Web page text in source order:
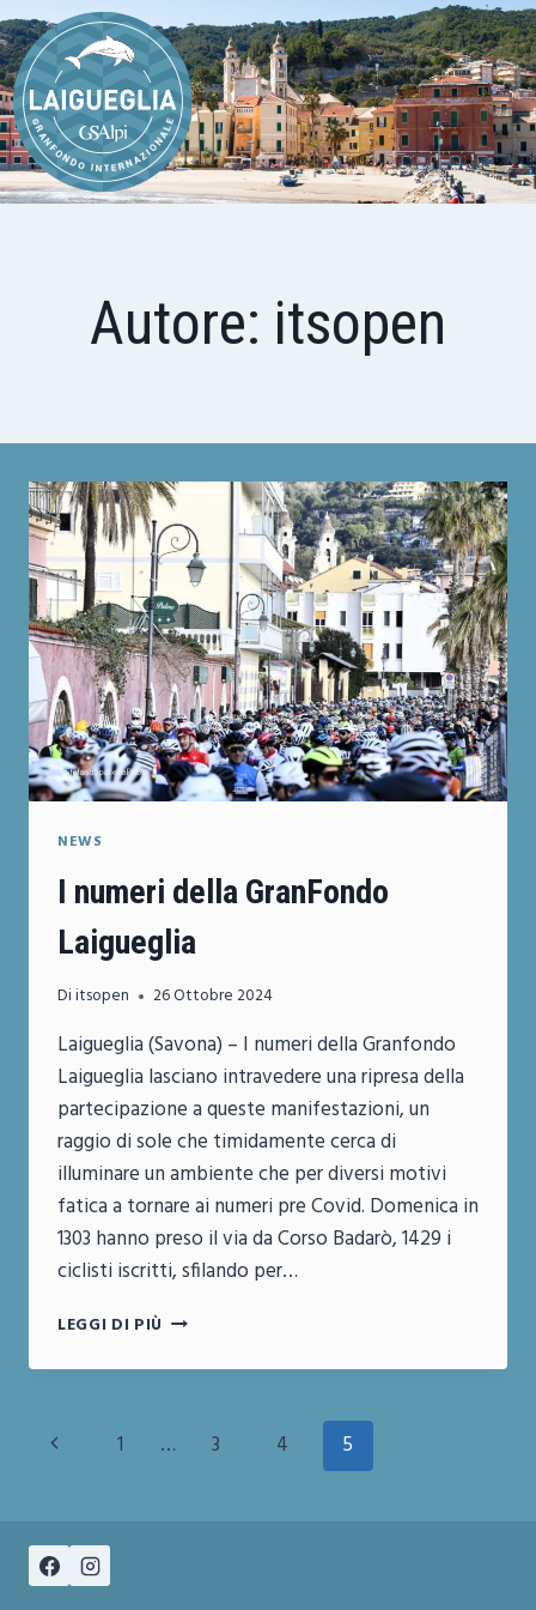
Salta
al
contenuto
Autore: itsopen
NEWS
I numeri della GranFondo
Laigueglia
Diitsopen 26 Ottobre 2024
Laigueglia (Savona) – I numeri della Granfondo
Laigueglia lasciano intravedere una ripresa della
partecipazione a queste manifestazioni, un
raggio di sole che timidamente cerca di
illuminare un ambiente che per diversi motivi
fatica a tornare ai numeri pre Covid. Domenica in
1303 hanno preso il via da Corso Badarò, 1429 i
ciclisti iscritti, sfilando per…
LEGGI DI PIÙ
DELLA
Navigazione
Pagina
1 … 3 4 5